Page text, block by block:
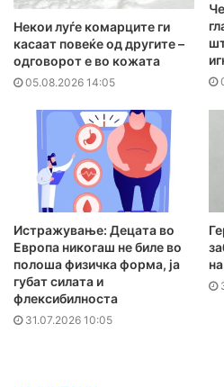
Hекои луѓе комарците ги
касаат повеќе од другите –
одговорот е во кожата
05.08.2026 14:05
Истражување: Децата во
Европа никогаш не биле во
полоша физичка форма, ја
губат силата и
флексибилноста
31.07.2026 10:05